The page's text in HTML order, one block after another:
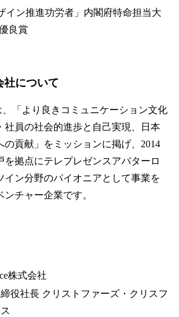
イン推進功労者」内閣府特命担当大
良賞
社について
、「より良きコミュニケーション文化
社員の社会的進歩と自己実現、日本
の貢献」をミッションに掲げ、2014
を拠点にテレプレゼンスアバターロ
イン分野のパイオニアとして事業を
チャー企業です。
株式会社
役社長 クリストファーズ・クリスフ